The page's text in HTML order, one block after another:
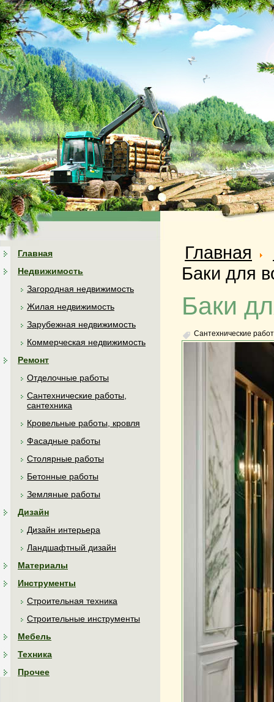
Главная
Недвижимость
Загородная недвижимость
Жилая недвижимость
Зарубежная недвижимость
Коммерческая недвижимость
Ремонт
Отделочные работы
Сантехнические работы,
сантехника
Кровельные работы, кровля
Фасадные работы
Столярные работы
Бетонные работы
Земляные работы
Дизайн
Дизайн интерьера
Ландшафтный дизайн
Материалы
Инструменты
Строительная техника
Строительные инструменты
Мебель
Техника
Прочее
Главная
Баки для
Баки
Сантехнические